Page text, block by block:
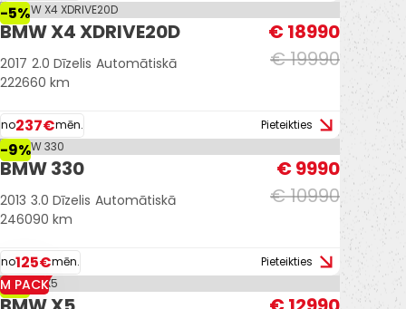
-5%
BMW X4 XDRIVE20D
€ 19990
€ 18990
2017 2.0 Dīzelis Automātiskā
222660 km
no237€mēn. Pieteikties
-9%
BMW 330
€ 10990
€ 9990
2013 3.0 Dīzelis Automātiskā
246090 km
no125€mēn. Pieteikties
-7%
M PACK